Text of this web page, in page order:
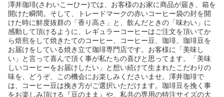
澤井珈琲(さわいこーひー)では、お客様のお家に商品が届き、箱を
開けた瞬間。そして、トレードマークの赤いコーヒー袋の封を開
けた時に鮮度抜群の「香り高さ」と、飲んだときの「味わい」に
感動して頂けるように、レギュラーコーヒーはご注文を頂いてか
ら焙煎をして焼きたてのコーヒー、コーヒー豆、珈琲、珈琲豆を
お届けをしている焼き立て珈琲専門店です。お客様に「美味し
い」と言って喜んで頂く事が私たちの喜びと思ってます。「美味
しいコーヒーをお届けしたい」と想い続けて生まれたこだわりの
味を、どうぞ、この機会にお楽しみくださいませ。澤井珈琲で
は、コーヒー豆は挽き方がご選択いただけます。珈琲豆を挽く事
をお楽しみ頂ける『豆のまま』や、私共の専用の特注サイズの大